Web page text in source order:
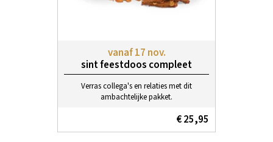
vanaf 17 nov.
sint feestdoos compleet
Verras collega's en relaties met dit
ambachtelijke pakket.
€ 25,95